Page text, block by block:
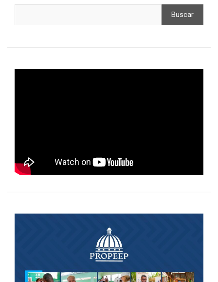
Buscar